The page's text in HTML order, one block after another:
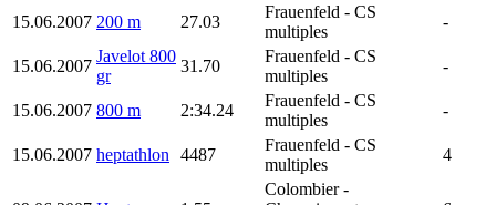
15.06.2007 200 m 27.03
Frauenfeld - CS
multiples
-
15.06.2007
Javelot 800
gr
31.70
Frauenfeld - CS
multiples
-
15.06.2007 800 m 2:34.24
Frauenfeld - CS
multiples
-
15.06.2007 heptathlon 4487
Frauenfeld - CS
multiples
4
Colombier-